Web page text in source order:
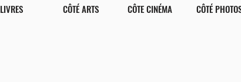
LIVRES CÔTÉ ARTS CÔTE CINÉMA CÔTÉ